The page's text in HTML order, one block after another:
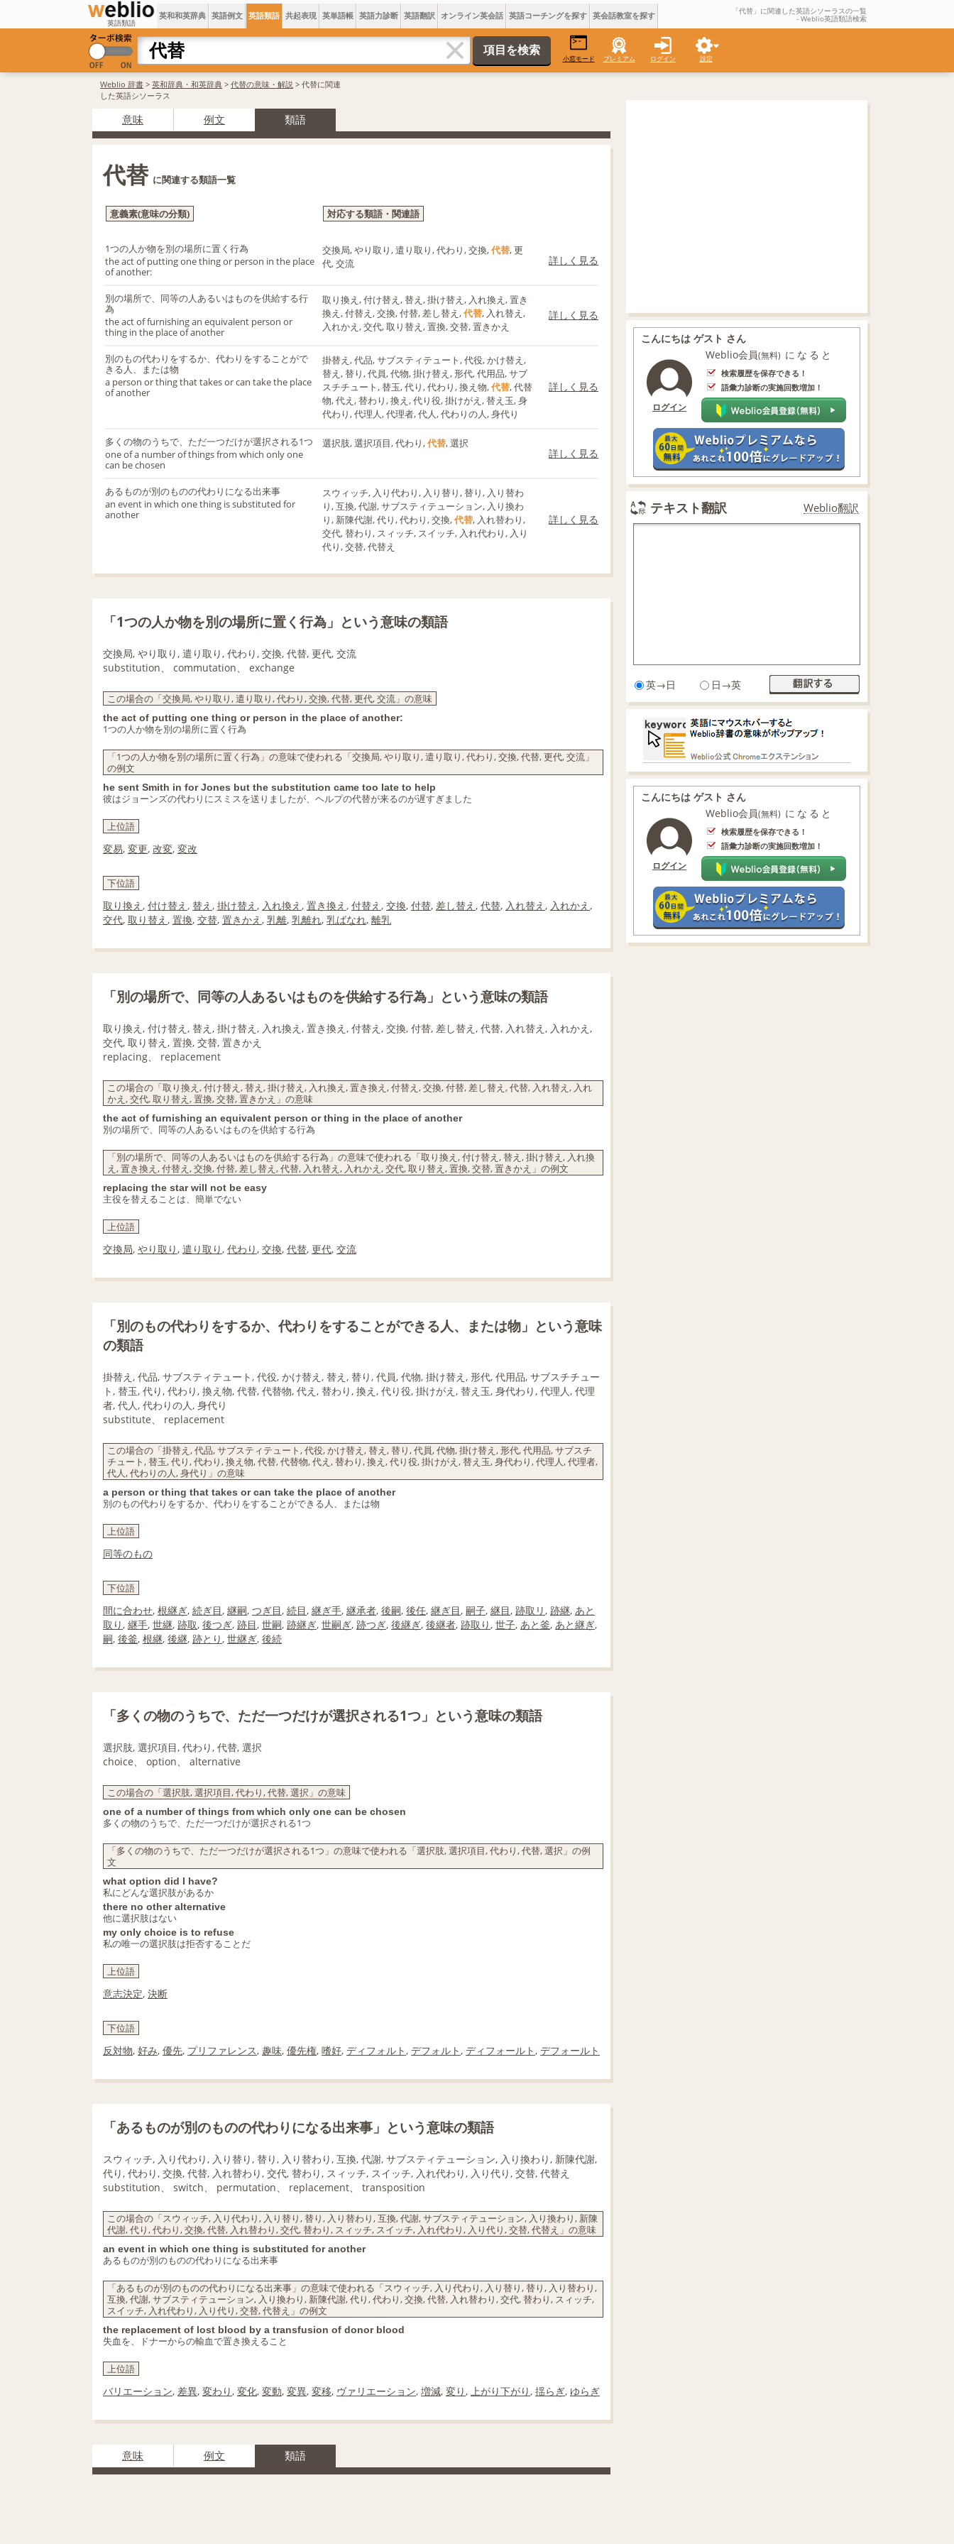
英語類語
英和和英辞典 英語例文 英語類語 共起表現 英単語帳 英語力診断 英語翻訳 オンライン英会話 英語コーチングを探す 英会話教室を探す 「代替」に関連した英語シソーラスの一覧
- Weblio英語類語検索
小窓モード プレミアム ログイン 設定
Weblio 辞書 > 英和辞典・和英辞典 > 代替の意味・解説 > 代替に関連
した英語シソーラス
意味 例文 類語
代替 に関連する類語一覧
意義素(意味の分類) 対応する類語・関連語
1つの人か物を別の場所に置く行為
the act of putting one thing or person in the place
of another:
交換局, やり取り, 遣り取り, 代わり, 交換,代替, 更
代, 交流
詳しく見る
別の場所で、同等の人あるいはものを供給する行
為
the act of furnishing an equivalent person or
thing in the place of another
取り換え, 付け替え, 替え, 掛け替え, 入れ換え, 置き
換え, 付替え, 交換, 付替, 差し替え,代替, 入れ替え,
入れかえ, 交代, 取り替え, 置換, 交替, 置きかえ
詳しく見る
別のもの代わりをするか、代わりをすることがで
きる人、または物
a person or thing that takes or can take the place
of another
掛替え, 代品, サブスティテュート, 代役, かけ替え,
替え, 替り, 代員, 代物, 掛け替え, 形代, 代用品, サブ
スチチュート, 替玉, 代り, 代わり, 換え物,代替, 代替
物, 代え, 替わり, 換え, 代り役, 掛けがえ, 替え玉, 身
代わり, 代理人, 代理者, 代人, 代わりの人, 身代り
詳しく見る
多くの物のうちで、ただ一つだけが選択される1つ
one of a number of things from which only one
can be chosen
選択肢, 選択項目, 代わり,代替, 選択
詳しく見る
あるものが別のものの代わりになる出来事
an event in which one thing is substituted for
another
スウィッチ, 入り代わり, 入り替り, 替り, 入り替わ
り, 互換, 代謝, サブスティテューション, 入り換わ
り, 新陳代謝, 代り, 代わり, 交換,代替, 入れ替わり,
交代, 替わり, スィッチ, スイッチ, 入れ代わり, 入り
代り, 交替, 代替え
詳しく見る
「1つの人か物を別の場所に置く行為」という意味の類語
交換局, やり取り, 遣り取り, 代わり, 交換, 代替, 更代, 交流
substitution、 commutation、 exchange
この場合の「交換局, やり取り, 遣り取り, 代わり, 交換, 代替, 更代, 交流」の意味
the act of putting one thing or person in the place of another:
1つの人か物を別の場所に置く行為
「1つの人か物を別の場所に置く行為」の意味で使われる「交換局, やり取り, 遣り取り, 代わり, 交換, 代替, 更代, 交流」
の例文
he sent Smith in for Jones but the substitution came too late to help
彼はジョーンズの代わりにスミスを送りましたが、ヘルプの代替が来るのが遅すぎました
上位語
変易, 変更, 改変, 変改
下位語
取り換え , 付け替え , 替え , 掛け替え , 入れ換え , 置き換え , 付替え , 交換, 付替, 差し替え , 代替, 入れ替え , 入れかえ ,
交代, 取り替え , 置換, 交替, 置きかえ , 乳離, 乳離れ, 乳ばなれ, 離乳
「別の場所で、同等の人あるいはものを供給する行為」という意味の類語
取り換え, 付け替え, 替え, 掛け替え, 入れ換え, 置き換え, 付替え, 交換, 付替, 差し替え, 代替, 入れ替え, 入れかえ,
交代, 取り替え, 置換, 交替, 置きかえ
replacing、 replacement
この場合の「取り換え, 付け替え, 替え, 掛け替え, 入れ換え, 置き換え, 付替え, 交換, 付替, 差し替え, 代替, 入れ替え, 入れ
かえ, 交代, 取り替え, 置換, 交替, 置きかえ」の意味
the act of furnishing an equivalent person or thing in the place of another
別の場所で、同等の人あるいはものを供給する行為
「別の場所で、同等の人あるいはものを供給する行為」の意味で使われる「取り換え, 付け替え, 替え, 掛け替え, 入れ換
え, 置き換え, 付替え, 交換, 付替, 差し替え, 代替, 入れ替え, 入れかえ, 交代, 取り替え, 置換, 交替, 置きかえ」の例文
replacing the star will not be easy
主役を替えることは、簡単でない
上位語
交換局, やり取り, 遣り取り, 代わり, 交換, 代替, 更代, 交流
「別のもの代わりをするか、代わりをすることができる人、または物」という意味
の類語
掛替え, 代品, サブスティテュート, 代役, かけ替え, 替え, 替り, 代員, 代物, 掛け替え, 形代, 代用品, サブスチチュー
ト, 替玉, 代り, 代わり, 換え物, 代替, 代替物, 代え, 替わり, 換え, 代り役, 掛けがえ, 替え玉, 身代わり, 代理人, 代理
者, 代人, 代わりの人, 身代り
substitute、 replacement
この場合の「掛替え, 代品, サブスティテュート, 代役, かけ替え, 替え, 替り, 代員, 代物, 掛け替え, 形代, 代用品, サブスチ
チュート, 替玉, 代り, 代わり, 換え物, 代替, 代替物, 代え, 替わり, 換え, 代り役, 掛けがえ, 替え玉, 身代わり, 代理人, 代理者,
代人, 代わりの人, 身代り」の意味
a person or thing that takes or can take the place of another
別のもの代わりをするか、代わりをすることができる人、または物
上位語
同等のもの
下位語
間に合わせ, 根継ぎ, 続ぎ目, 継嗣, つぎ目, 続目, 継ぎ手, 継承者, 後嗣, 後任, 継ぎ目, 嗣子, 継目, 跡取リ, 跡継, あと
取り, 継手, 世継, 跡取, 後つぎ, 跡目, 世嗣, 跡継ぎ, 世嗣ぎ, 跡つぎ, 後継ぎ, 後継者, 跡取り, 世子, あと釜, あと継ぎ,
嗣, 後釜, 根継, 後継, 跡とり, 世継ぎ, 後続
「多くの物のうちで、ただ一つだけが選択される1つ」という意味の類語
選択肢, 選択項目, 代わり, 代替, 選択
choice、 option、 alternative
この場合の「選択肢, 選択項目, 代わり, 代替, 選択」の意味
one of a number of things from which only one can be chosen
多くの物のうちで、ただ一つだけが選択される1つ
「多くの物のうちで、ただ一つだけが選択される1つ」の意味で使われる「選択肢, 選択項目, 代わり, 代替, 選択」の例
文
what option did I have?
私にどんな選択肢があるか
there no other alternative
他に選択肢はない
my only choice is to refuse
私の唯一の選択肢は拒否することだ
上位語
意志決定, 決断
下位語
反対物, 好み, 優先, プリファレンス, 趣味, 優先権, 嗜好, ディフォルト, デフォルト, ディフォールト, デフォールト
「あるものが別のものの代わりになる出来事」という意味の類語
スウィッチ, 入り代わり, 入り替り, 替り, 入り替わり, 互換, 代謝, サブスティテューション, 入り換わり, 新陳代謝,
代り, 代わり, 交換, 代替, 入れ替わり, 交代, 替わり, スィッチ, スイッチ, 入れ代わり, 入り代り, 交替, 代替え
substitution、 switch、 permutation、 replacement、 transposition
この場合の「スウィッチ, 入り代わり, 入り替り, 替り, 入り替わり, 互換, 代謝, サブスティテューション, 入り換わり, 新陳
代謝, 代り, 代わり, 交換, 代替, 入れ替わり, 交代, 替わり, スィッチ, スイッチ, 入れ代わり, 入り代り, 交替, 代替え」の意味
an event in which one thing is substituted for another
あるものが別のものの代わりになる出来事
「あるものが別のものの代わりになる出来事」の意味で使われる「スウィッチ, 入り代わり, 入り替り, 替り, 入り替わり,
互換, 代謝, サブスティテューション, 入り換わり, 新陳代謝, 代り, 代わり, 交換, 代替, 入れ替わり, 交代, 替わり, スィッチ,
スイッチ, 入れ代わり, 入り代り, 交替, 代替え」の例文
the replacement of lost blood by a transfusion of donor blood
失血を、ドナーからの輸血で置き換えること
上位語
バリエーション, 差異, 変わり, 変化, 変動, 変異, 変移, ヴァリエーション, 増減, 変り, 上がり下がり, 揺らぎ, ゆらぎ
意味 例文 類語
こんにちは ゲスト さん
ログイン
Weblio会員(無料) になると
検索履歴を保存できる！
語彙力診断の実施回数増加！
テキスト翻訳 Weblio翻訳
英→日 日→英
こんにちは ゲスト さん
ログイン
Weblio会員(無料) になると
検索履歴を保存できる！
語彙力診断の実施回数増加！